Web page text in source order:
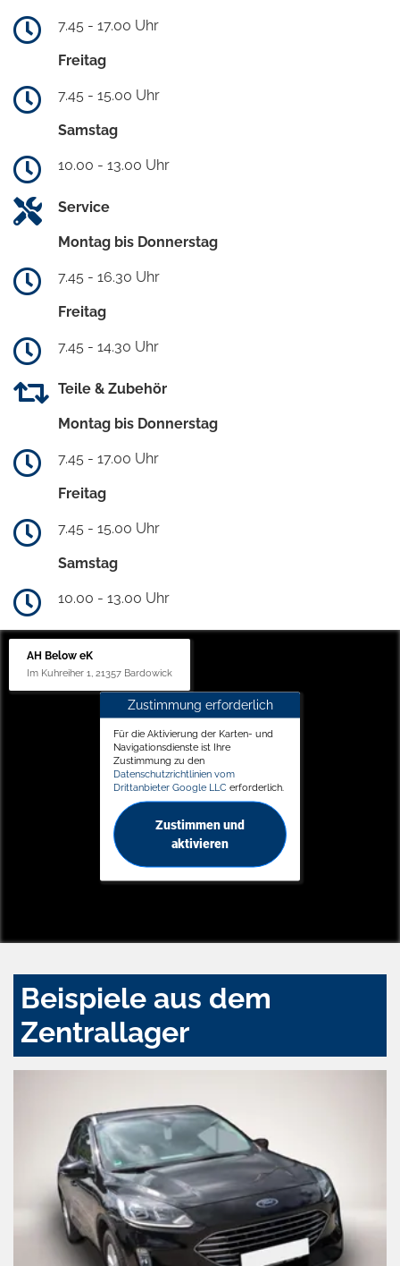
7.45 - 17.00 Uhr
Freitag
7.45 - 15.00 Uhr
Samstag
10.00 - 13.00 Uhr
Service
Montag bis Donnerstag
7.45 - 16.30 Uhr
Freitag
7.45 - 14.30 Uhr
Teile & Zubehör
Montag bis Donnerstag
7.45 - 17.00 Uhr
Freitag
7.45 - 15.00 Uhr
Samstag
10.00 - 13.00 Uhr
AH Below eK
Im Kuhreiher 1, 21357 Bardowick
Zustimmung erforderlich
Für die Aktivierung der Karten- und
Navigationsdienste ist Ihre
Zustimmung zu den
Datenschutzrichtlinien vom
Drittanbieter Google LLC erforderlich.
Zustimmen und
aktivieren
Beispiele aus dem
Zentrallager